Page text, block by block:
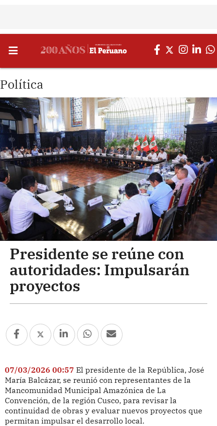
Política
Presidente se reúne con
autoridades: Impulsarán
proyectos
07/03/2026 00:57 El presidente de la República, José
María Balcázar, se reunió con representantes de la
Mancomunidad Municipal Amazónica de La
Convención, de la región Cusco, para revisar la
continuidad de obras y evaluar nuevos proyectos que
permitan impulsar el desarrollo local.